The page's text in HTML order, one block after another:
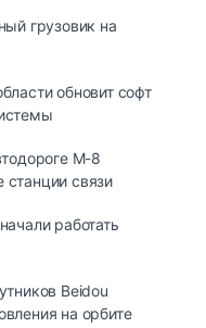
грузовик на
обновит софт
М-8
станции связи
работать
Beidou
на орбите